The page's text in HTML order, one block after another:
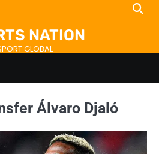
NATION
GLOBAL
Álvaro Djaló